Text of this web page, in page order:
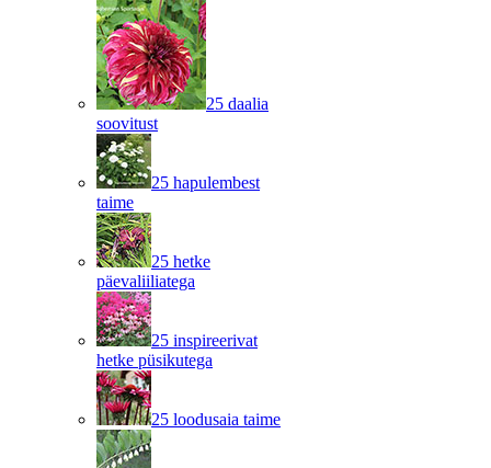
25 daalia
soovitust
25 hapulembest
taime
25 hetke
päevaliiliatega
25 inspireerivat
hetke püsikutega
25 loodusaia taime